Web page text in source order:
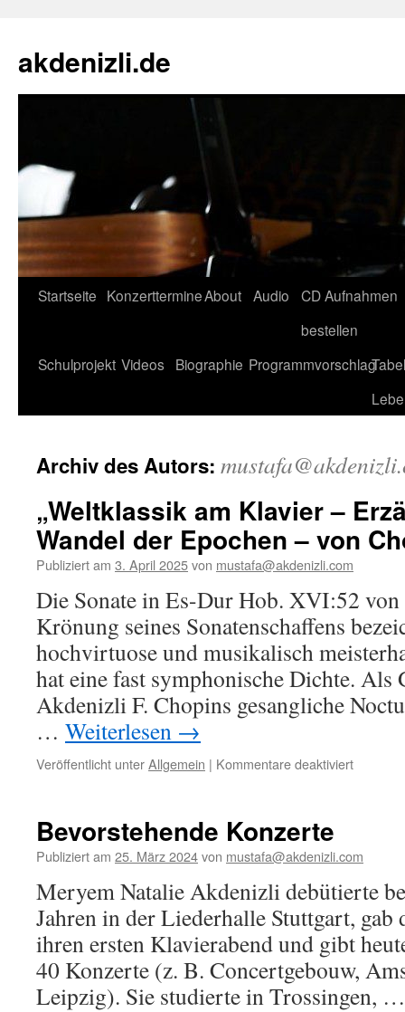
akdenizli.de
Zum
springen
Startseite KonzerttermineAbout Audio
CD Aufnahmen
bestellen
Schulprojekt Videos Biographie Programmvorschlag
Archiv des Autors:
„Weltklassik am Klavier –
Wandel der Epochen – von
Publiziert am 3. April 2025von mustafa@akdenizli.com
Die Sonate in Es-Dur Hob. XVI:52
Krönung seines Sonatenschaffens
hochvirtuose und musikalisch
hat eine fast symphonische Dichte. Als
Akdenizli F. Chopins gesangliche
… Weiterlesen →
Veröffentlicht unterAllgemein | Kommentare deaktiviertfür
Wandel
Epochen
–
von
Chopin
zu
Bevorstehende Konzerte
Publiziert am 25. März 2024von mustafa@akdenizli.com
Meryem Natalie Akdenizli debütierte
Jahren in der Liederhalle Stuttgart,
ihren ersten Klavierabend und gibt
40 Konzerte (z. B. Concertgebouw,
Leipzig). Sie studierte in Trossingen,